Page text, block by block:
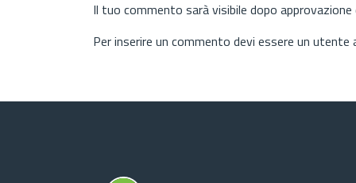
Il tuo commento sarà visibile dopo approvazione
Per inserire un commento devi essere un